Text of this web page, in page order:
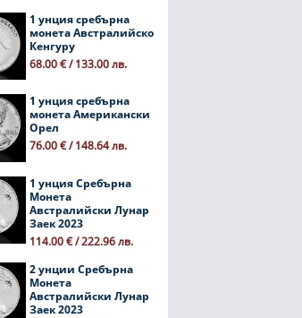
1 унция сребърна
монета Австралийско
Кенгуру
68.00 € / 133.00 лв.
1 унция сребърна
монета Американски
Орел
76.00 € / 148.64 лв.
1 унция Сребърна
Монета
Австралийски Лунар
Заек 2023
114.00 € / 222.96 лв.
2 унции Сребърна
Монета
Австралийски Лунар
Заек 2023